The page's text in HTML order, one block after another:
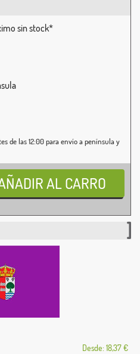
sin stock*
de las 12:00 para envío a península y
Desde: 18,37 €